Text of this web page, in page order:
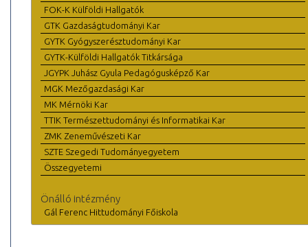
FOK-K Külföldi Hallgatók
GTK Gazdaságtudományi Kar
GYTK Gyógyszerésztudományi Kar
GYTK-Külföldi Hallgatók Titkársága
JGYPK Juhász Gyula Pedagógusképző Kar
MGK Mezőgazdasági Kar
MK Mérnöki Kar
TTIK Természettudományi és Informatikai Kar
ZMK Zeneművészeti Kar
SZTE Szegedi Tudományegyetem
Összegyetemi
Önálló intézmény
Gál Ferenc Hittudományi Főiskola